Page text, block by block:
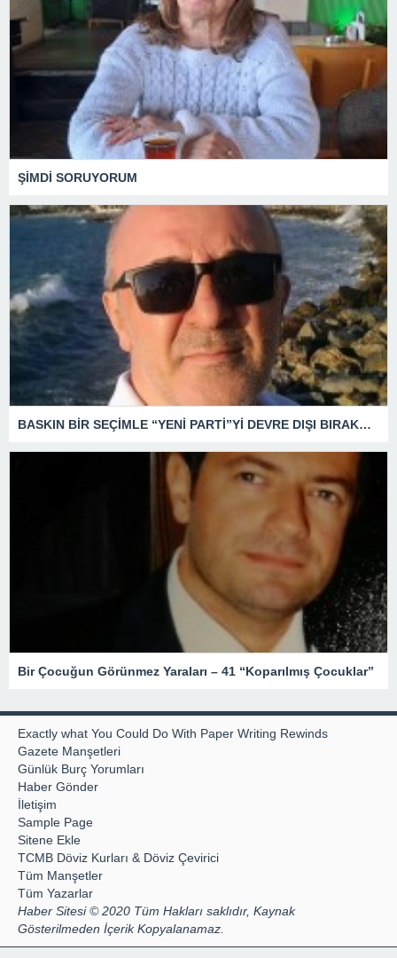
ŞİMDİ SORUYORUM
BASKIN BİR SEÇİMLE “YENİ PARTİ”Yİ DEVRE DIŞI BIRAKMAK İÇİN DÜĞMEYE Mİ BASILDI?
Bir Çocuğun Görünmez Yaraları – 41 “Koparılmış Çocuklar”
Exactly what You Could Do With Paper Writing Rewinds
Gazete Manşetleri
Günlük Burç Yorumları
Haber Gönder
İletişim
Sample Page
Sitene Ekle
TCMB Döviz Kurları & Döviz Çevirici
Tüm Manşetler
Tüm Yazarlar
Haber Sitesi © 2020 Tüm Hakları saklıdır, Kaynak
Gösterilmeden İçerik Kopyalanamaz.